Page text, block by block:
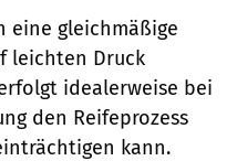
eine gleichmäßige
leichten Druck
idealerweise bei
den Reifeprozess
kann.